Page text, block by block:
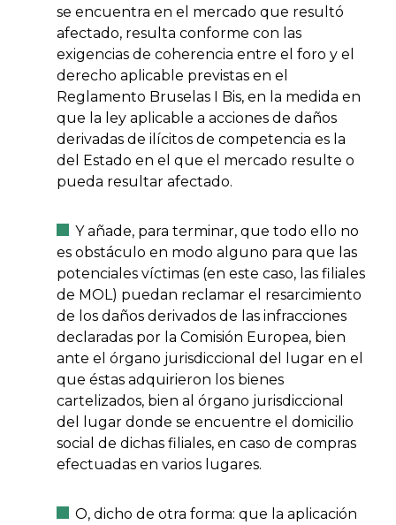
se encuentra en el mercado que resultó
afectado, resulta conforme con las
exigencias de coherencia entre el foro y el
derecho aplicable previstas en el
Reglamento Bruselas I Bis, en la medida en
que la ley aplicable a acciones de daños
derivadas de ilícitos de competencia es la
del Estado en el que el mercado resulte o
pueda resultar afectado.
Y añade, para terminar, que todo ello no
es obstáculo en modo alguno para que las
potenciales víctimas (en este caso, las filiales
de MOL) puedan reclamar el resarcimiento
de los daños derivados de las infracciones
declaradas por la Comisión Europea, bien
ante el órgano jurisdiccional del lugar en el
que éstas adquirieron los bienes
cartelizados, bien al órgano jurisdiccional
del lugar donde se encuentre el domicilio
social de dichas filiales, en caso de compras
efectuadas en varios lugares.
O, dicho de otra forma: que la aplicación